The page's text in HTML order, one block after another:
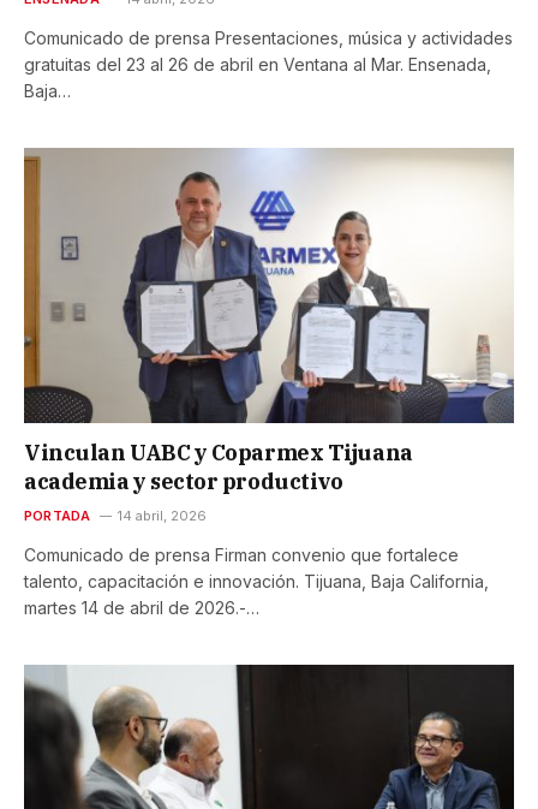
Comunicado de prensa Presentaciones, música y actividades
gratuitas del 23 al 26 de abril en Ventana al Mar. Ensenada,
Baja…
Vinculan UABC y Coparmex Tijuana
academia y sector productivo
PORTADA 14 abril, 2026
Comunicado de prensa Firman convenio que fortalece
talento, capacitación e innovación. Tijuana, Baja California,
martes 14 de abril de 2026.-…